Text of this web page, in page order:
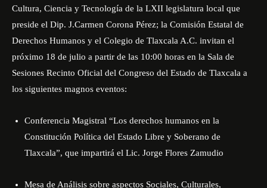
Cultura, Ciencia y Tecnología de la LXII legislatura local que
preside el Dip. J.Carmen Corona Pérez; la Comisión Estatal de
Derechos Humanos y el Colegio de Tlaxcala A.C. invitan el
próximo 18 de julio a partir de las 10:00 horas en la Sala de
Sesiones Recinto Oficial del Congreso del Estado de Tlaxcala a
los siguientes magnos eventos:
Conferencia Magistral “Los derechos humanos en la
Constitución Política del Estado Libre y Soberano de
Tlaxcala”, que impartirá el Lic. Jorge Flores Zamudio
Mesa de Análisis sobre aspectos Sociales, Culturales,